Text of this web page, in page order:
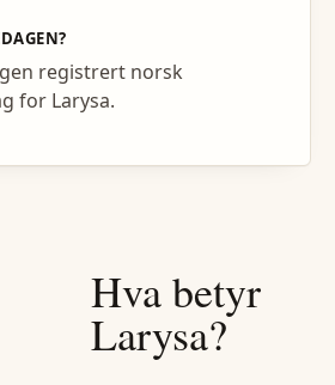
registrert norsk
for Larysa.
Hva betyr
Larysa?